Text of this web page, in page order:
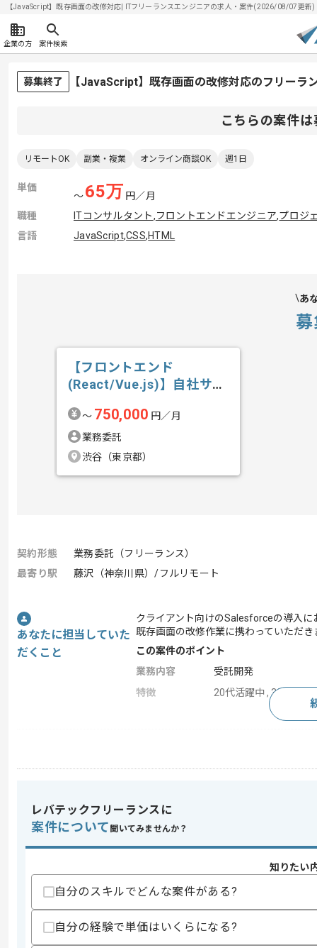
【JavaScript】既存画面の改修対応| ITフリーランスエンジニアの求人・案件(2026/08/07更新)
企業の方 案件検索
募集終了 【JavaScript】既存画面の改修対応のフリーラ
こちらの案件
リモートOK 副業・複業 オンライン商談OK 週1日
単価
〜65万 円／月
職種
ITコンサルタント,フロントエンドエンジニア,プロジ
言語
JavaScript,CSS,HTML
あ
【フロントエンド
(React/Vue.js)】自社サー
〜 750,000 円／月
業務委託
渋谷（東京都）
契約形態
業務委託（フリーランス）
最寄り駅
藤沢（神奈川県）/フルリモート
あなたに担当していた
だくこと
クライアント向けのSalesforceの導入に
既存画面の改修作業に携わっていただき
この案件のポイント
業務内容
受託開発
特徴
20代活躍中 , 30代活躍
・JavaScript(動的処理)の経験
・Vue.js/Reactでの開発経験
レバテックフリーランスに
案件について 聞いてみませんか？
知りたい
自分のスキルでどんな案件がある?
自分の経験で単価はいくらになる?